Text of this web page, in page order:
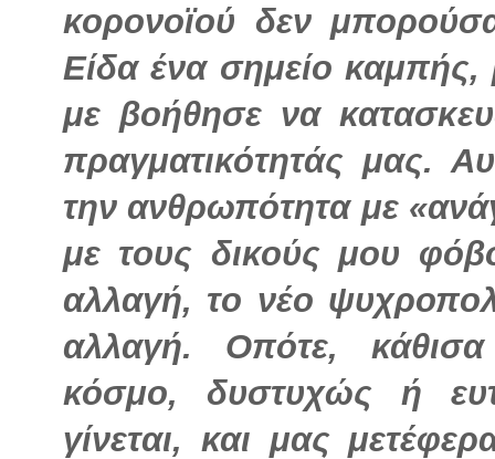
κορονοϊού δεν
Είδα ένα σημείο καμπής,
με βοήθησε να
πραγματικότητάς μας.
την ανθρωπότητα με
με τους δικούς μου
αλλαγή, το νέο
αλλαγή. Οπότε,
κόσμο, δυστυχώς ή
γίνεται, και μας